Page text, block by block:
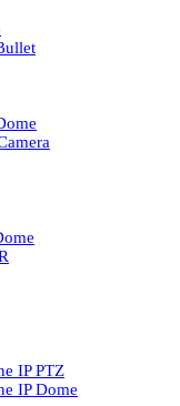
IP PTZ
IP Dome